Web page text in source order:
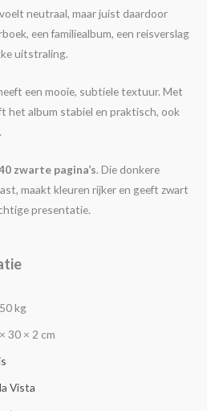
neutraal, maar juist daardoor
een familiealbum, een reisverslag
uitstraling.
een mooie, subtiele textuur. Met
het album stabiel en praktisch, ook
zwarte pagina’s. Die donkere
maakt kleuren rijker en geeft zwart
presentatie.
kg
30 × 2 cm
Vista